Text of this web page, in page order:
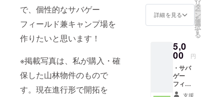
で、個性的なサバゲー
フィールド兼キャンプ場を
作りたいと思います！
※掲載写真は、私が購入・確
保した山林物件のもので
す。現在進行形で開拓を
年1月1
日ま
で）で
す。
1月1日
より
フィー
ルド予
約受付
開始と
なりま
詳細を見る
リ
タ
ー
ン
を
選
択
す
る
5,0
00 円
・サバ
ゲー
フィー
ルドの
支援